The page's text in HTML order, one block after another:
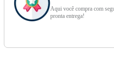
Aqui você compra com
pronta entrega!